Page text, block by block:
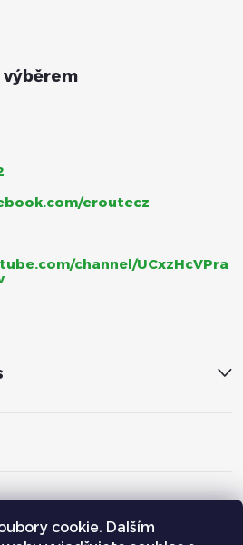
cookie. Dalším
eroutecz
channel/UCxzHcVPra